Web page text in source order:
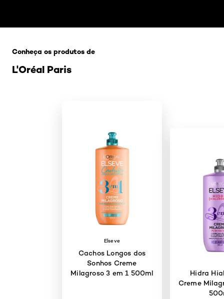
L'Oréal Paris
Conheça os produtos de
Elseve
Cachos Longos dos
Sonhos Creme
Milagroso 3 em 1 500ml
Hidra
Creme